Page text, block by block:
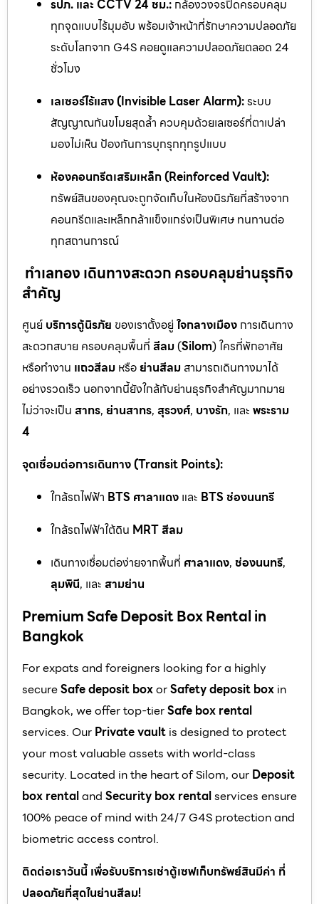
รปภ. และ CCTV 24 ชม.: กล้องวงจรปิดครอบคลุม
ทุกจุดแบบไร้มุมอับ พร้อมเจ้าหน้าที่รักษาความปลอดภัย
ระดับโลกจาก G4S คอยดูแลความปลอดภัยตลอด 24
ชั่วโมง
เลเซอร์ไร้แสง (Invisible Laser Alarm):ระบบ
สัญญาณกันขโมยสุดล้ำ ควบคุมด้วยเลเซอร์ที่ตาเปล่า
มองไม่เห็น ป้องกันการบุกรุกทุกรูปแบบ
ห้องคอนกรีตเสริมเหล็ก (Reinforced Vault):
ทรัพย์สินของคุณจะถูกจัดเก็บในห้องนิรภัยที่สร้างจาก
คอนกรีตและเหล็กกล้าแข็งแกร่งเป็นพิเศษ ทนทานต่อ
ทุกสถานการณ์
ทำเลทอง เดินทางสะดวก ครอบคลุมย่านธุรกิจ
สำคัญ
ศูนย์ บริการตู้นิรภัย ของเราตั้งอยู่ ใจกลางเมือง การเดินทาง
สะดวกสบาย ครอบคลุมพื้นที่ สีลม(Silom) ใครที่พักอาศัย
หรือทำงาน แถวสีลม หรือย่านสีลม สามารถเดินทางมาได้
อย่างรวดเร็ว นอกจากนี้ยังใกล้กับย่านธุรกิจสำคัญมากมาย
ไม่ว่าจะเป็น สาทร, ย่านสาทร, สุรวงศ์, บางรัก, และ พระราม
4
จุดเชื่อมต่อการเดินทาง (Transit Points):
ใกล้รถไฟฟ้า BTS ศาลาแดง และ BTS ช่องนนทรี
ใกล้รถไฟฟ้าใต้ดิน MRT สีลม
เดินทางเชื่อมต่อง่ายจากพื้นที่ ศาลาแดง, ช่องนนทรี,
ลุมพินี, และ สามย่าน
Premium Safe Deposit Box Rental in
Bangkok
For expats and foreigners looking for a highly
secureSafe deposit boxorSafety deposit box in
Bangkok, we offer top-tierSafe box rental
services. Our Private vault is designed to protect
your most valuable assets with world-class
security. Located in the heart of Silom, our Deposit
box rentaland Security box rentalservices ensure
100% peace of mind with 24/7 G4S protection and
biometric access control.
ติดต่อเราวันนี้ เพื่อรับบริการเช่าตู้เซฟเก็บทรัพย์สินมีค่า ที่
ปลอดภัยที่สุดในย่านสีลม!